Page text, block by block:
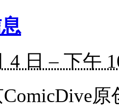
4 日 – 下午